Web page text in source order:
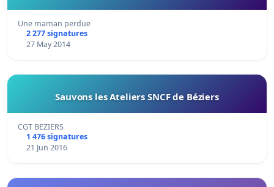
Une maman perdue
2 277 signatures
27 May 2014
Sauvons les Ateliers SNCF de Béziers
CGT BEZIERS
1 476 signatures
21 Jun 2016